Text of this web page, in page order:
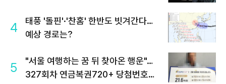
4
태풍 '돌핀'·'찬홈' 한반도 빗겨간다…
예상 경로는?
5
"서울 여행하는 꿈 뒤 찾아온 행운"…
327회차 연금복권720+ 당첨번호조